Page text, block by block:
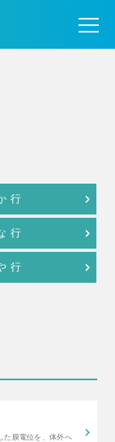
行
行
行
た膜電位を、体外へ